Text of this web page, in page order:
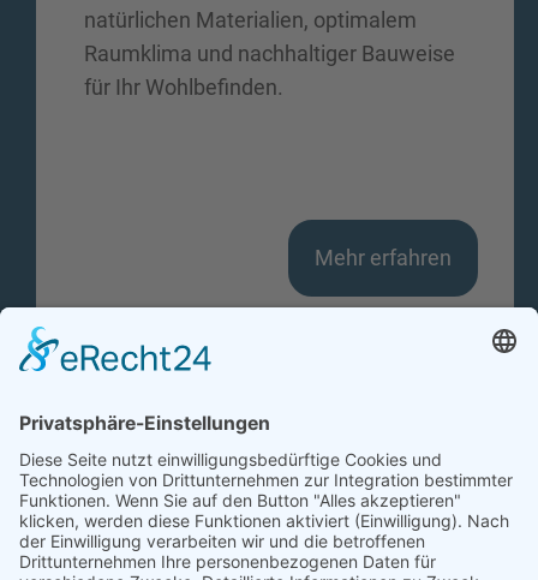
natürlichen Materialien, optimalem
Raumklima und nachhaltiger Bauweise
für Ihr Wohlbefinden.
Mehr erfahren
HolzVogel GmbH
An den Beuten 9 | D-97531 Obertheres
Telefon: 09521 951 070 | info@holzvogel.de